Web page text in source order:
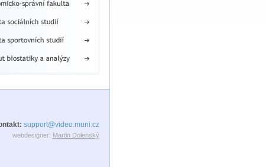
support@video.muni.cz
webdesigner: Martin Dolenský